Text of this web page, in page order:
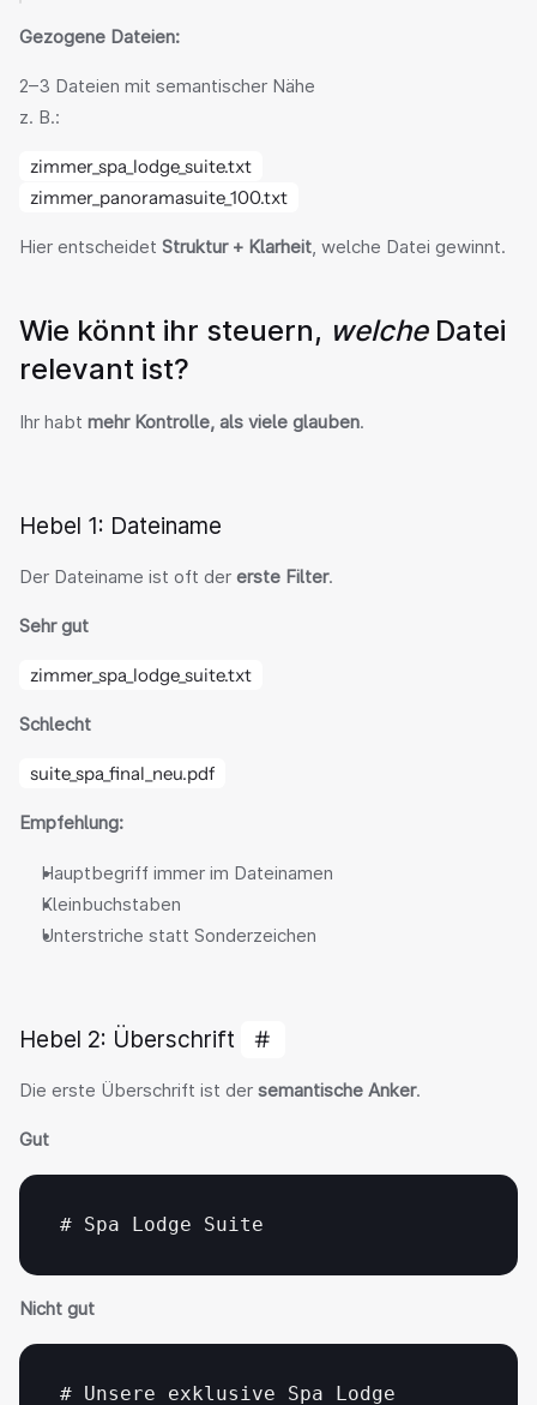
Gezogene Dateien:
2–3 Dateien mit semantischer Nähe
z. B.:
zimmer_spa_lodge_suite.txt
zimmer_panoramasuite_100.txt
Hier entscheidet Struktur + Klarheit, welche Datei gewinnt.
Wie könnt ihr steuern, welche Datei
relevant ist?
Ihr habt mehr Kontrolle, als viele glauben.
Hebel 1: Dateiname
Der Dateiname ist oft der erste Filter.
Sehr gut
zimmer_spa_lodge_suite.txt
Schlecht
suite_spa_final_neu.pdf
Empfehlung:
Hauptbegriff immer im Dateinamen
Kleinbuchstaben
Unterstriche statt Sonderzeichen
Hebel 2: Überschrift #
Die erste Überschrift ist der semantische Anker.
Gut
# Spa Lodge Suite
Nicht gut
# Unsere exklusive Spa Lodge